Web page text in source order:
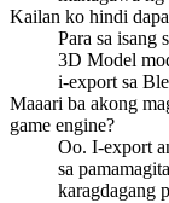
Kailan ko hindi
Para sa isang
3D Model
i-export sa
Maaari ba akong
game engine?
Oo. I-export
sa
karagdagang